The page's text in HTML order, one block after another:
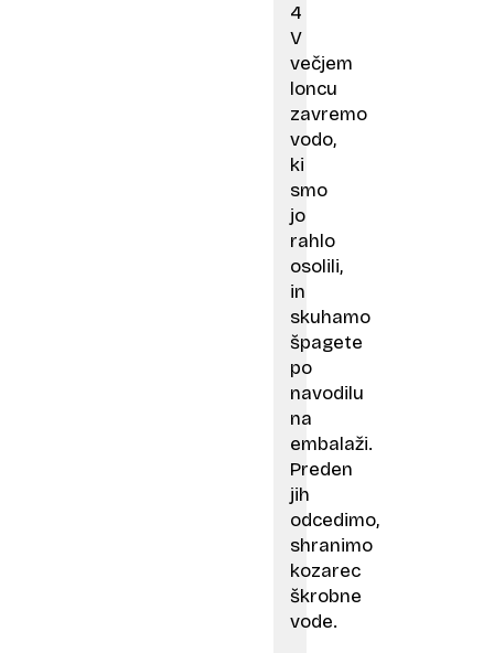
4
V
večjem
loncu
zavremo
vodo,
ki
smo
jo
rahlo
osolili,
in
skuhamo
špagete
po
navodilu
na
embalaži.
Preden
jih
odcedimo,
shranimo
kozarec
škrobne
vode.